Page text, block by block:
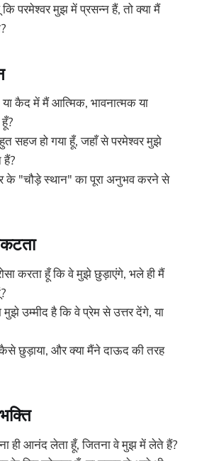
परमेश्वर मुझ में प्रसन्न हैं, तो क्या मैं
कैद में मैं आत्मिक, भावनात्मक या
सहज हो गया हूँ, जहाँ से परमेश्वर मुझे
हैं?
के "चौड़े स्थान" का पूरा अनुभव करने से
करता हूँ कि वे मुझे छुड़ाएंगे, भले ही मैं
उम्मीद है कि वे प्रेम से उत्तर देंगे, या
छुड़ाया, और क्या मैंने दाऊद की तरह
ही आनंद लेता हूँ, जितना वे मुझ में लेते हैं?